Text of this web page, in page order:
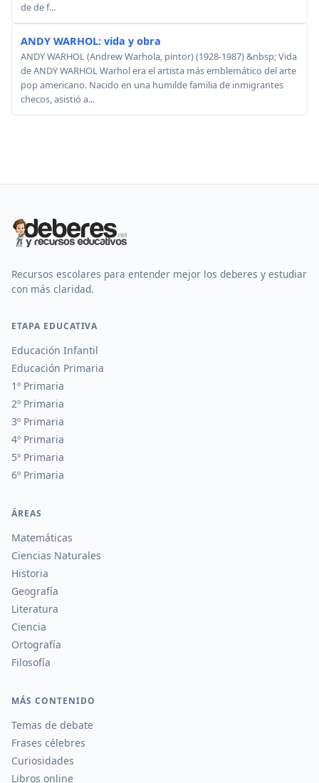
de de f...
ANDY WARHOL: vida y obra
ANDY WARHOL (Andrew Warhola, pintor) (1928-1987) &nbsp; Vida
de ANDY WARHOL Warhol era el artista más emblemático del arte
pop americano. Nacido en una humilde familia de inmigrantes
checos, asistió a...
Recursos escolares para entender mejor los deberes y estudiar
con más claridad.
ETAPA EDUCATIVA
Educación Infantil
Educación Primaria
1º Primaria
2º Primaria
3º Primaria
4º Primaria
5º Primaria
6º Primaria
ÁREAS
Matemáticas
Ciencias Naturales
Historia
Geografía
Literatura
Ciencia
Ortografía
Filosofía
MÁS CONTENIDO
Temas de debate
Frases célebres
Curiosidades
Libros online